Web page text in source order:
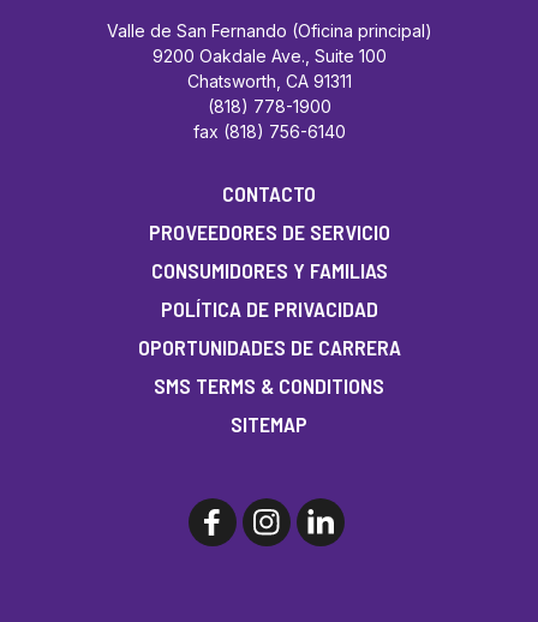
Valle de San Fernando (Oficina principal)
9200 Oakdale Ave., Suite 100
Chatsworth, CA 91311
(818) 778-1900
fax (818) 756-6140
CONTACTO
PROVEEDORES DE SERVICIO
CONSUMIDORES Y FAMILIAS
POLÍTICA DE PRIVACIDAD
OPORTUNIDADES DE CARRERA
SMS TERMS & CONDITIONS
SITEMAP